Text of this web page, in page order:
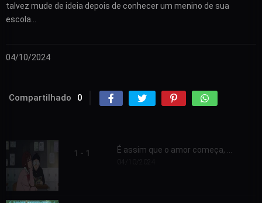
talvez mude de ideia depois de conhecer um menino de sua
escola…
04/10/2024
Compartilhado 0
1 - 1